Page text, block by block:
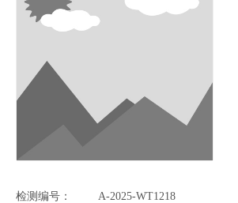
检测编号： A-2025-WT1218